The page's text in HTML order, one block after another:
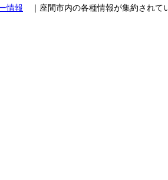
情報 ｜座間市内の各種情報が集約されて